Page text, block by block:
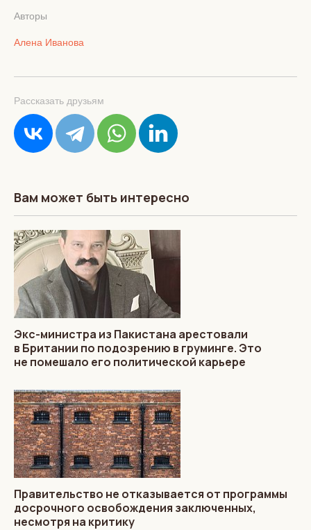
Авторы
Алена Иванова
Рассказать друзьям
Вам может быть интересно
Экс-министра из Пакистана арестовали
в Британии по подозрению в груминге. Это
не помешало его политической карьере
Правительство не отказывается от программы
досрочного освобождения заключенных,
несмотря на критику